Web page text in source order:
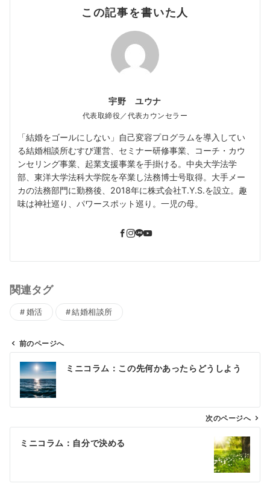
この記事を書いた人
宇野 ユウナ
代表取締役／代表カウンセラー
「結婚をゴールにしない」自己変容プログラムを導入してい
る結婚相談所むすび運営、セミナー研修事業、コーチ・カウ
ンセリング事業、起業支援事業を手掛ける。中央大学法学
部、東洋大学法科大学院を卒業し法務博士号取得。大手メー
カの法務部門に勤務後、2018年に株式会社T.Y.S.を設立。趣
味は神社巡り、パワースポット巡り。一児の母。
関連タグ
婚活 結婚相談所
ビ
ン
前のページへ
ミニコラム：この先何かあったらどうしよう
次のページへ
ミニコラム：自分で決める